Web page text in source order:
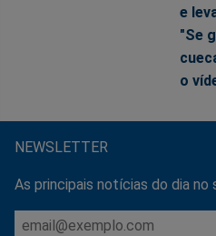
e
"Se
o
NEWSLETTER
As principais notícias do dia no